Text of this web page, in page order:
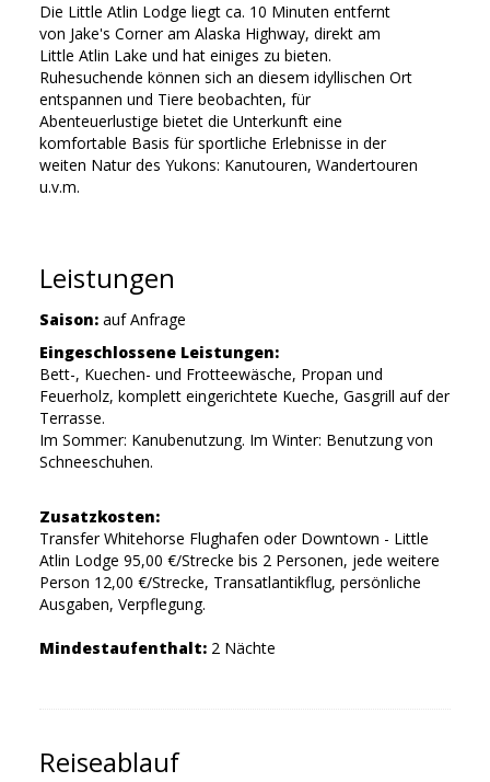
Die Little Atlin Lodge liegt ca. 10 Minuten entfernt
von Jake's Corner am Alaska Highway, direkt am
Little Atlin Lake und hat einiges zu bieten.
Ruhesuchende können sich an diesem idyllischen Ort
entspannen und Tiere beobachten, für
Abenteuerlustige bietet die Unterkunft eine
komfortable Basis für sportliche Erlebnisse in der
weiten Natur des Yukons: Kanutouren, Wandertouren
u.v.m.
Leistungen
Saison: auf Anfrage
Eingeschlossene Leistungen:
Bett-, Kuechen- und Frotteewäsche, Propan und
Feuerholz, komplett eingerichtete Kueche, Gasgrill auf der
Terrasse.
Im Sommer: Kanubenutzung. Im Winter: Benutzung von
Schneeschuhen.
Zusatzkosten:
Transfer Whitehorse Flughafen oder Downtown - Little
Atlin Lodge 95,00 €/Strecke bis 2 Personen, jede weitere
Person 12,00 €/Strecke, Transatlantikflug, persönliche
Ausgaben, Verpflegung.
Mindestaufenthalt:2 Nächte
Reiseablauf